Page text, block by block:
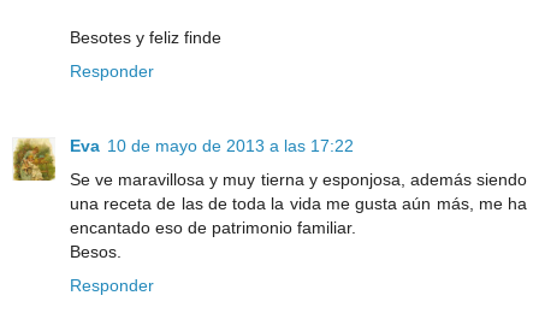
Besotes y feliz finde
Responder
Eva 10 de mayo de 2013 a las 17:22
Se ve maravillosa y muy tierna y esponjosa, además siendo
una receta de las de toda la vida me gusta aún más, me ha
encantado eso de patrimonio familiar.
Besos.
Responder